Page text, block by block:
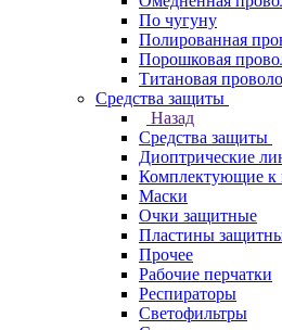
По чугуну
Полированная
Порошковая
Титановая
Средства защиты
Назад
Средства защиты
Диоптрические
Комплектующие к
Маски
Очки защитные
Пластины
Прочее
Рабочие перчатки
Респираторы
Светофильтры